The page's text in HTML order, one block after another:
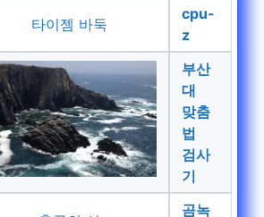
타이젬 바둑
cpu-
z
부산
대
맞춤
법
검사
기
곰녹